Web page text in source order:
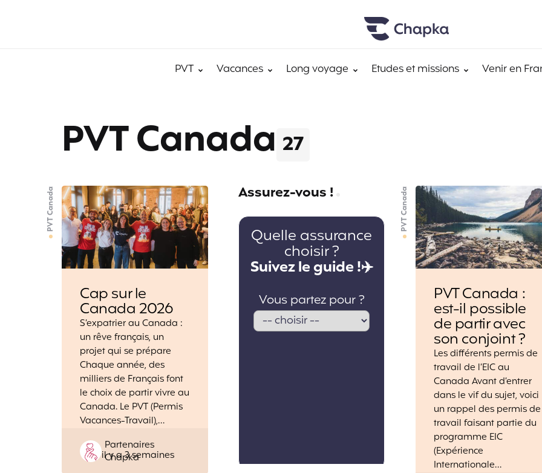
PVT Vacances Long voyage Etudes et missions Venir en
27
PVT Canada
PVT Canada
Cap sur le
Canada 2026
S’expatrier au Canada :
un rêve français, un
projet qui se prépare
Chaque année, des
milliers de Français font
le choix de partir vivre au
Canada. Le PVT (Permis
Vacances-Travail),…
Posted
by
Partenaires
Chapka
il y a 3 semaines
Assurez-vous ! PVT Canada
PVT Canada :
est-il possible
de partir avec
son conjoint ?
Les différents permis de
travail de l’EIC au
Canada Avant d’entrer
dans le vif du sujet, voici
un rappel des permis de
travail faisant partie du
programme EIC
(Expérience
Internationale…